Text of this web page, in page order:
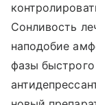
Сонливость
наподобие
фазы